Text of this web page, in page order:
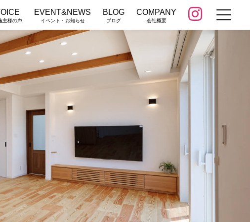
主様の声
EVENT&NEWS
イベント・お知らせ
BLOG
ブログ
COMPANY
会社概要